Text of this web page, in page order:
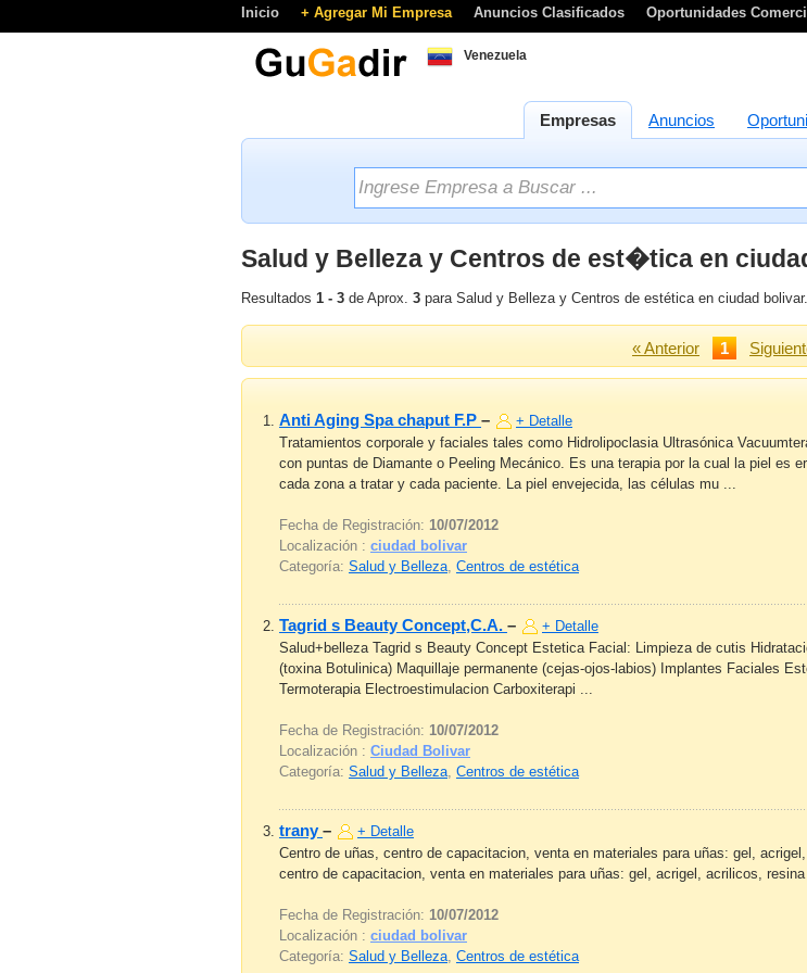
Inicio + Agregar Mi Empresa Anuncios Clasificados Oportunidades
Venezuela
Empresas Anuncios
Salud y Belleza y Centros de est�tica en
Resultados 1 - 3 de Aprox. 3 para Salud y Belleza y Centros de estética en ciudad bolivar.
« Anterior 1
Anti Aging Spa chaput F.P –
+ Detalle
Tratamientos corporale y faciales tales como Hidrolipoclasia Ultrasónica
con puntas de Diamante o Peeling Mecánico. Es una terapia por la cual la piel es
cada zona a tratar y cada paciente. La piel envejecida, las células mu ...
Fecha de Registración: 10/07/2012
Localización : ciudad bolivar
Categoría: Salud y Belleza, Centros de estética
Tagrid s Beauty Concept,C.A. –
+ Detalle
Salud+belleza Tagrid s Beauty Concept Estetica Facial: Limpieza de cutis
(toxina Botulinica) Maquillaje permanente (cejas-ojos-labios) Implantes Faciales
Termoterapia Electroestimulacion Carboxiterapi ...
Fecha de Registración: 10/07/2012
Localización : Ciudad Bolivar
Categoría: Salud y Belleza, Centros de estética
trany–
+ Detalle
Centro de uñas, centro de capacitacion, venta en materiales para uñas: gel,
centro de capacitacion, venta en materiales para uñas: gel, acrigel, acrilicos,
Fecha de Registración: 10/07/2012
Localización : ciudad bolivar
Categoría: Salud y Belleza, Centros de estética